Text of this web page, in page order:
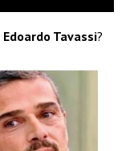
Edoardo Tavassi?